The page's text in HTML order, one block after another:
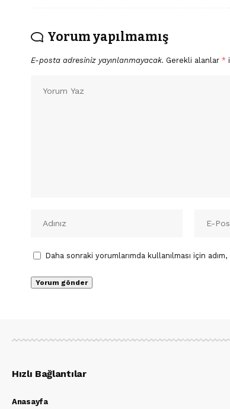
Yorum yapılmamış
E-posta adresiniz yayınlanmayacak. Gerekli alanlar *
Daha sonraki yorumlarımda kullanılması için
Hızlı Bağlantılar
Anasayfa